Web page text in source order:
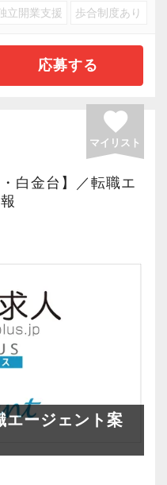
立開業支援 歩合制度あり
応募する
favorite
マイリスト
白金台】／転職エ
エージェント案